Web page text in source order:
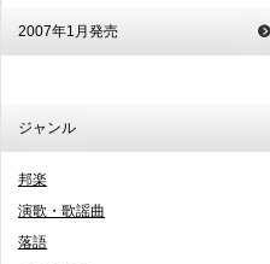
2007年1月発売
ジャンル
邦楽
演歌・歌謡曲
落語